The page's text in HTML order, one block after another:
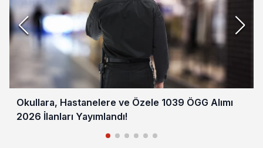
Okullara, Hastanelere ve Özele 1039 ÖGG Alımı
2026 İlanları Yayımlandı!